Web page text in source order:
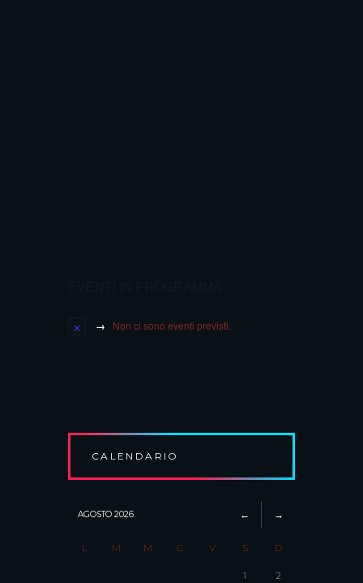
Non ci sono eventi previsti.
CALENDARIO
AGOSTO 2026
L M M G V S D
1 2